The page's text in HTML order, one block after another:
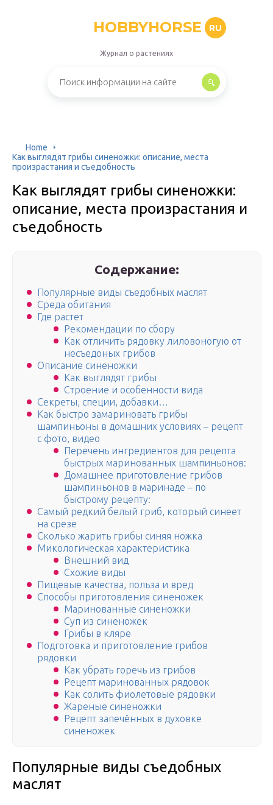
HOBBYHORSE RU
Журнал о растениях
Home
Как выглядят грибы синеножки: описание, места
произрастания и съедобность
Как выглядят грибы синеножки:
описание, места произрастания и
съедобность
Содержание:
Популярные виды съедобных маслят
Среда обитания
Где растет
Рекомендации по сбору
Как отличить рядовку лиловоногую от
несъедоных грибов
Описание синеножки
Как выглядят грибы
Строение и особенности вида
Секреты, специи, добавки…
Как быстро замариновать грибы
шампиньоны в домашних условиях – рецепт
с фото, видео
Перечень ингредиентов для рецепта
быстрых маринованных шампиньонов:
Домашнее приготовление грибов
шампиньонов в маринаде – по
быстрому рецепту:
Самый редкий белый гриб, который синеет
на срезе
Сколько жарить грибы синяя ножка
Микологическая характеристика
Внешний вид
Схожие виды
Пищевые качества, польза и вред
Способы приготовления синеножек
Маринованные синеножки
Суп из синеножек
Грибы в кляре
Подготовка и приготовление грибов
рядовки
Как убрать горечь из грибов
Рецепт маринованных рядовок
Как солить фиолетовые рядовки
Жареные синеножки
Рецепт запечённых в духовке
синеножек
Популярные виды съедобных
маслят